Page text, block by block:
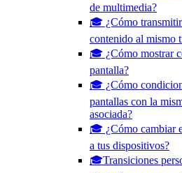
de multimedia?
🎓 ¿Cómo
contenido al mismo
🎓 ¿Cómo mostrar
pantalla?
🎓 ¿Cómo
pantallas con la
asociada?
🎓 ¿Cómo cambiar
a tus dispositivos?
🎓Transiciones